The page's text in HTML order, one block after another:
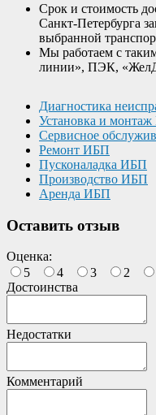
Срок и стоимость
Санкт-Петербурга
выбранной
Мы работаем с
линии», ПЭК,
Диагностика
Установка и
Сервисное
Ремонт ИБП
Пусконаладка ИБП
Производство ИБП
Аренда ИБП
Оставить отзыв
Оценка:
5
4 3 2
Достоинства
Недостатки
Комментарий